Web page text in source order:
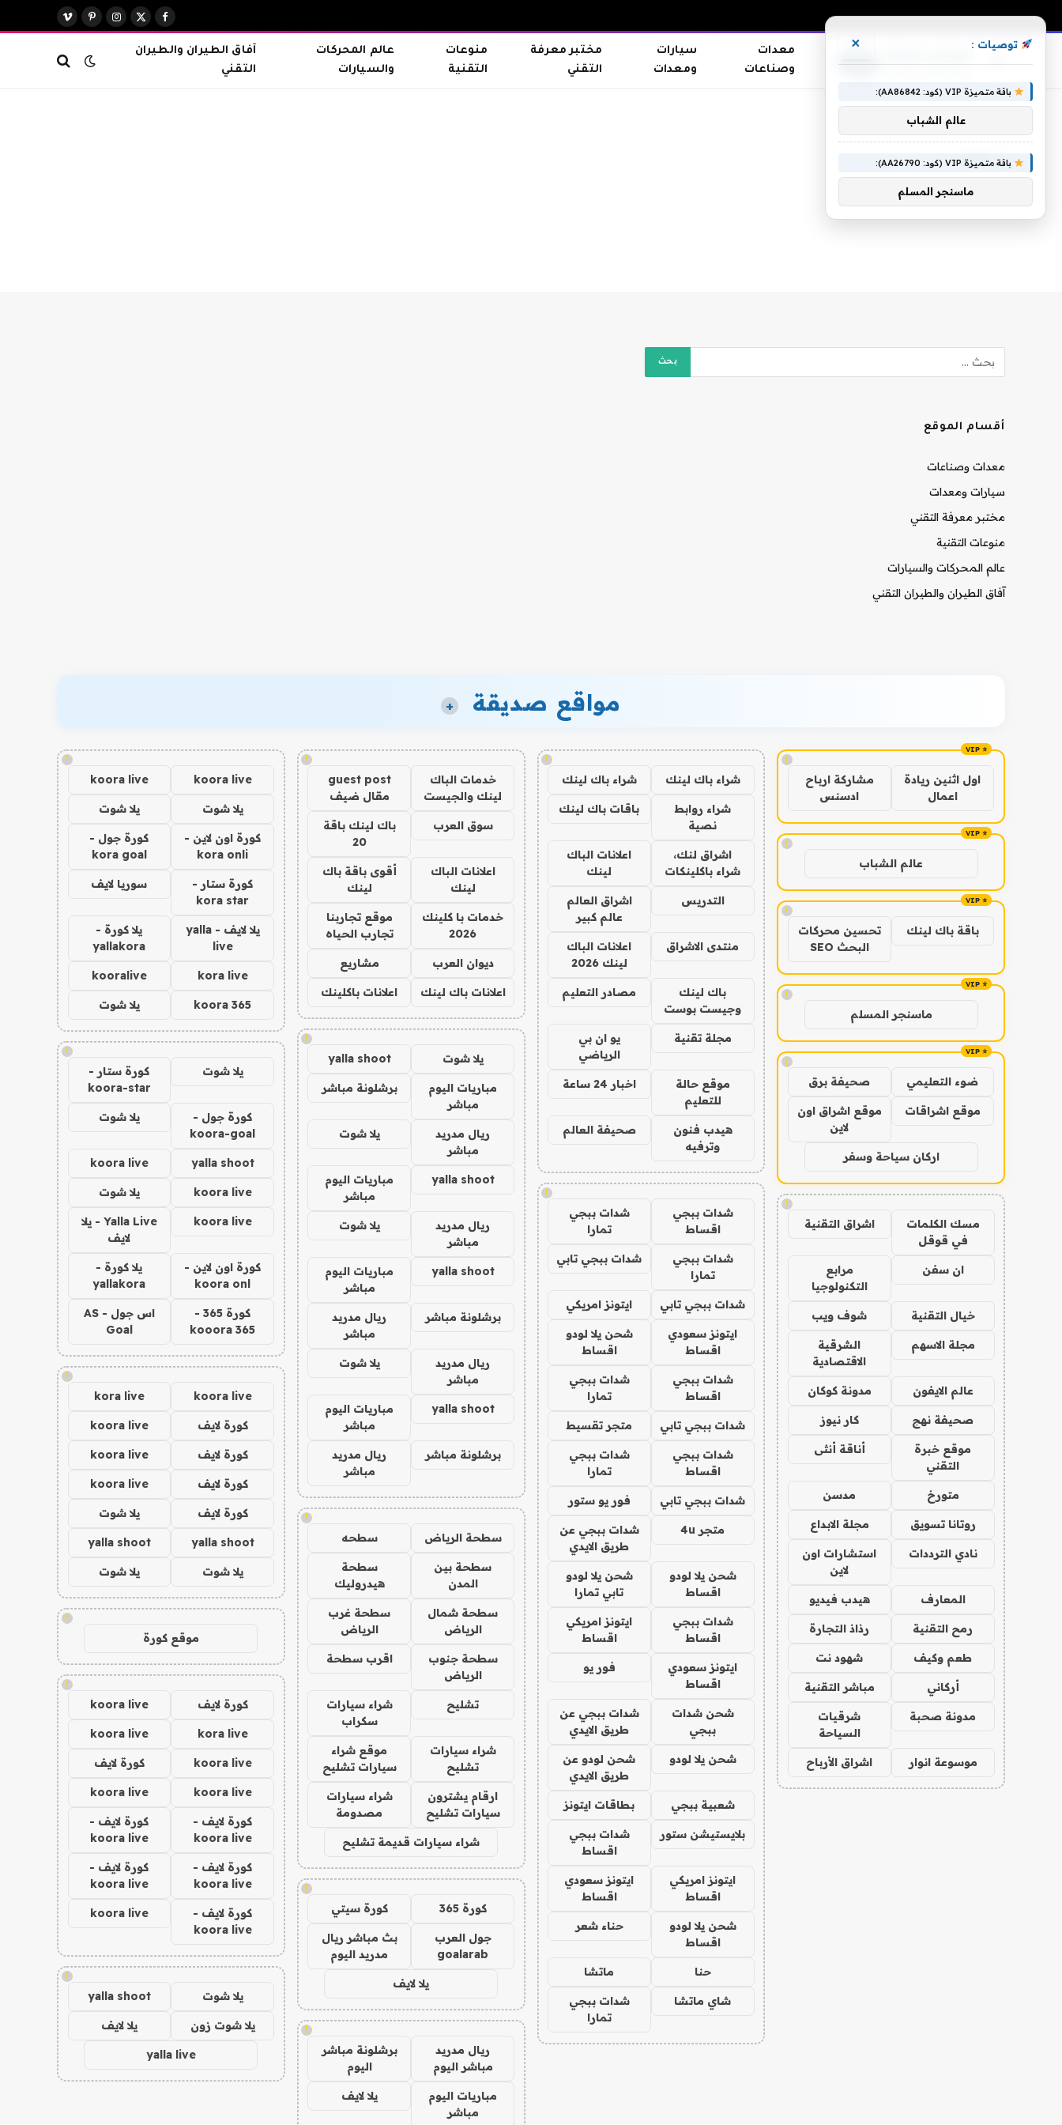
فيسبوك
X
الانستغرامبينتيريست
فيميو
معدات
وصناعات
سيارات
ومعدات
مختبر معرفة
التقني
منوعات
التقنية
عالم المحركات
والسيارات
آفاق الطيران والطيران
التقني
أغرب
أقسام الموقع
معدات وصناعات
سيارات ومعدات
مختبر معرفة التقني
منوعات التقنية
عالم المحركات والسيارات
آفاق الطيران والطيران التقني
مواقع صديقة +
!
اول اثنين ريادة
اعمال
مشاركة ارباح
ادسنس
!
عالم الشباب
!
باقة باك لينك
تحسين محركات
البحث SEO
!
ماسنجر المسلم
!
ضوء التعليمي صحيفة برق
موقع اشراقات
موقع اشراق اون
لاين
اركان سياحة وسفر
!
مسك الكلمات
في قوقل
اشراق التقنية
ان سفن
مرابع
التكنولوجيا
خيال التقنية شوف ويب
مجلة الاسهم
الشرقية
الاقتصادية
عالم الايفون مدونة كوكان
صحيفة نهج كار نيوز
موقع خبرة
التقني
أناقة أنثى
متورخ مدسن
روتانا تسويق مجلة الابداع
نادي الترددات
استشارات اون
لاين
المعارف هيدب فيديو
رمح التقنية رذاذ التجارة
طعم وكيف شهود نت
أركاني مباشر التقنية
مدونة صحبة
شرقيات
السياحة
موسوعة انوار اشراق الأرباح
!
شراء باك لينك شراء باك لينك
شراء روابط
نصية
باقات باك لينك
اشراق لنك،
شراء باكلينكات
اعلانات الباك
لينك
التدريس
اشراق العالم
عالم كبير
منتدى الاشراق
اعلانات الباك
لينك 2026
باك لينك
وجيست بوست
مصادر التعليم
مجلة تقنية
يو ان بي
الرياضي
موقع حالة
للتعليم
اخبار 24 ساعة
هيدب فنون
وترفيه
صحيفة العالم
!
شدات ببجي
اقساط
شدات ببجي
تمارا
شدات ببجي
تمارا
شدات ببجي تابي
شدات ببجي تابي ايتونز امريكي
ايتونز سعودي
اقساط
شحن يلا لودو
اقساط
شدات ببجي
اقساط
شدات ببجي
تمارا
شدات ببجي تابي متجر تقسيط
شدات ببجي
اقساط
شدات ببجي
تمارا
شدات ببجي تابي فور يو ستور
متجر 4u
شدات ببجي عن
طريق الايدي
شحن يلا لودو
اقساط
شحن يلا لودو
تابي تمارا
شدات ببجي
اقساط
ايتونز امريكي
اقساط
ايتونز سعودي
اقساط
فور يو
شحن شدات
ببجي
شدات ببجي عن
طريق الايدي
شحن يلا لودو
شحن لودو عن
طريق الايدي
شعبية ببجي بطاقات ايتونز
بلايستيشن ستور
شدات ببجي
اقساط
ايتونز امريكي
اقساط
ايتونز سعودي
اقساط
شحن يلا لودو
اقساط
حناء شعر
حنا ماتشا
شاي ماتشا
شدات ببجي
تمارا
!
خدمات الباك
لينك والجيست
guest post
مقال ضيف
سوق العرب
باك لينك باقة
20
اعلانات الباك
لينك
أقوى باقة باك
لينك
خدمات با كلينك
2026
موقع تجاربنا
تجارب الحياه
ديوان العرب مشاريع
اعلانات باك لينك اعلانات باكلينك
!
يلا شوت yalla shoot
مباريات اليوم
مباشر
برشلونة مباشر
ريال مدريد
مباشر
يلا شوت
yalla shoot
مباريات اليوم
مباشر
ريال مدريد
مباشر
يلا شوت
yalla shoot
مباريات اليوم
مباشر
برشلونة مباشر
ريال مدريد
مباشر
ريال مدريد
مباشر
يلا شوت
yalla shoot
مباريات اليوم
مباشر
برشلونة مباشر
ريال مدريد
مباشر
!
سطحة الرياض سطحه
سطحة بين
المدن
سطحة
هيدروليك
سطحة شمال
الرياض
سطحة غرب
الرياض
سطحة جنوب
الرياض
اقرب سطحة
تشليح
شراء سيارات
سكراب
شراء سيارات
تشليح
موقع شراء
سيارات تشليح
ارقام يشترون
سيارات تشليح
شراء سيارات
مصدومة
شراء سيارات قديمة تشليح
!
كورة 365 كورة سيتي
جول العرب
goalarab
بث مباشر ريال
مدريد اليوم
يلا لايف
!
ريال مدريد
مباشر اليوم
برشلونة مباشر
اليوم
مباريات اليوم
مباشر
يلا لايف
!
koora live
koora live
يلا شوت يلا شوت
كورة اون لاين -
kora onli
كورة جول -
kora goal
كورة ستار -
kora star
سوريا لايف
يلا لايف - yalla
live
يلا كورة -
yallakora
kora live
kooralive
koora 365 يلا شوت
!
يلا شوت
كورة ستار -
koora-star
كورة جول -
koora-goal
يلا شوت
yalla shoot
koora live
koora live يلا شوت
koora live
Yalla Live - يلا
لايف
كورة اون لاين -
koora onl
يلا كورة -
yallakora
كورة 365 -
kooora 365
اس جول - AS
Goal
!
koora live
kora live
كورة لايف koora live
كورة لايف koora live
كورة لايف koora live
كورة لايف يلا شوت
yalla shoot
yalla shoot
يلا شوت يلا شوت
!
موقع كورة
!
كورة لايف koora live
kora live
koora live
koora live كورة لايف
koora live
koora live
كورة لايف -
koora live
كورة لايف -
koora live
كورة لايف -
koora live
كورة لايف -
koora live
كورة لايف -
koora live
koora live
!
يلا شوت yalla shoot
يلا شوت زون يلا لايف
yalla live
توصيات : ×
باقة متميزة VIP (كود: AA86842):
عالم الشباب
باقة متميزة VIP (كود: AA26790):
ماسنجر المسلم